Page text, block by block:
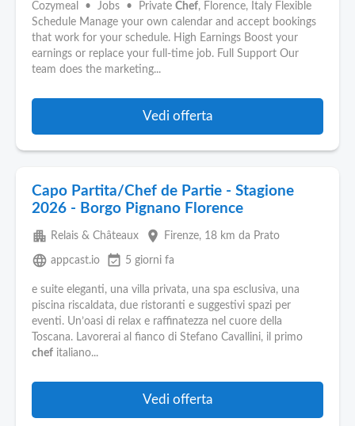
Cozymeal • Jobs • Private Chef, Florence, Italy Flexible
Schedule Manage your own calendar and accept bookings
that work for your schedule. High Earnings Boost your
earnings or replace your full-time job. Full Support Our
team does the marketing...
Vedi offerta
Capo Partita/Chef de Partie - Stagione
2026 - Borgo Pignano Florence
apartment Relais & Châteaux place Firenze, 18 km da Prato
language appcast.io event_available 5 giorni fa
e suite eleganti, una villa privata, una spa esclusiva, una
piscina riscaldata, due ristoranti e suggestivi spazi per
eventi. Un’oasi di relax e raffinatezza nel cuore della
Toscana. Lavorerai al fianco di Stefano Cavallini, il primo
chef italiano...
Vedi offerta